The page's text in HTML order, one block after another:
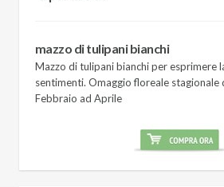
mazzo di tulipani bianchi
Mazzo di tulipani bianchi per esprimere
sentimenti. Omaggio floreale stagionale
Febbraio ad Aprile